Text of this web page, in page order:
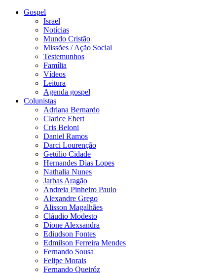
Gospel
Israel
Notícias
Mundo Cristão
Missões / Ação Social
Testemunhos
Família
Vídeos
Leitura
Agenda gospel
Colunistas
Adriana Bernardo
Clarice Ebert
Cris Beloni
Daniel Ramos
Darci Lourenção
Getúlio Cidade
Hernandes Dias Lopes
Nathalia Nunes
Jarbas Aragão
Andreia Pinheiro Paulo
Alexandre Grego
Alisson Magalhães
Cláudio Modesto
Dione Alexsandra
Ediudson Fontes
Edmilson Ferreira Mendes
Fernando Sousa
Felipe Morais
Fernando Queiróz